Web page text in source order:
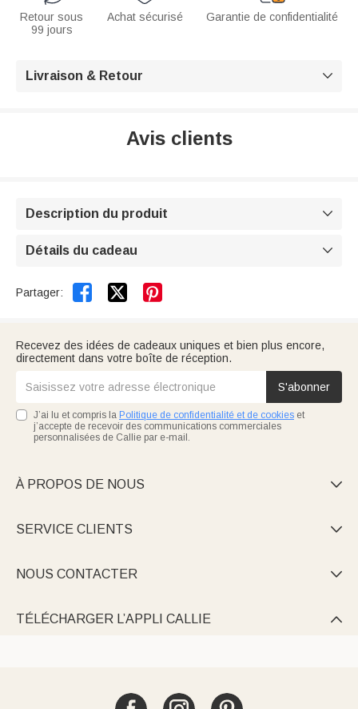
Retour sous
99 jours
Achat sécurisé Garantie de confidentialité
Livraison & Retour 
Avis clients
Description du produit 
Détails du cadeau 
Partager:  
Recevez des idées de cadeaux uniques et bien plus encore,
directement dans votre boîte de réception.
S'abonner
J’ai lu et compris la Politique de confidentialité et de cookies et
j’accepte de recevoir des communications commerciales
personnalisées de Callie par e-mail.
À PROPOS DE NOUS 
SERVICE CLIENTS 
NOUS CONTACTER 
TÉLÉCHARGER L’APPLI CALLIE 